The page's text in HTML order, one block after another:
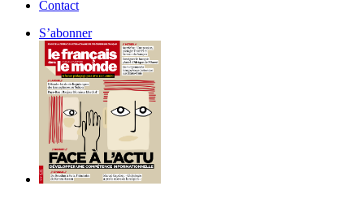
Contact
S’abonner